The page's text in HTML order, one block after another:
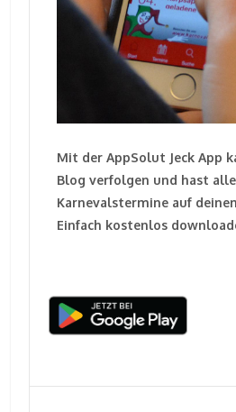
Mit der AppSolut Jeck App
Blog verfolgen und hast alle
Karnevalstermine auf
Einfach kostenlos